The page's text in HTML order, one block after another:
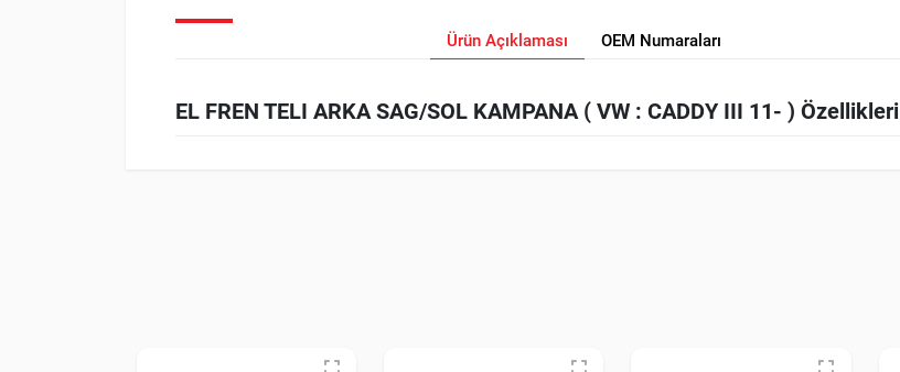
Ürün Açıklaması OEM Numaraları
EL FREN TELI ARKA SAG/SOL KAMPANA ( VW : CADDY III 11- ) Özellikleri